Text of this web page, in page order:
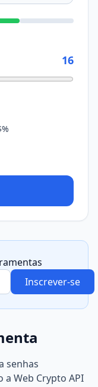
16
Inscrever-se
senhas
Web Crypto API